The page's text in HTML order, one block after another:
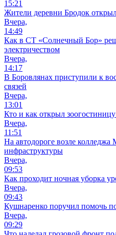
15:21
Жители деревни Бродок
Вчера,
14:49
Как в СТ «Солнечный Бор»
электричеством
Вчера,
14:17
В Боровлянах приступили к
связей
Вчера,
13:01
Кто и как открыл
Вчера,
11:51
На автодороге возле
инфраструктуры
Вчера,
09:53
Как проходит ночная уборка
Вчера,
09:43
Кушнаренко поручил помочь
Вчера,
09:29